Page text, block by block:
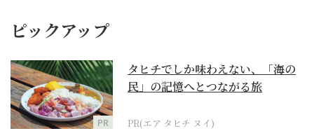
ピックアップ
PR
タヒチでしか味わえない、「海の
民」の記憶へとつながる旅
PR(エア タヒチ ヌイ)